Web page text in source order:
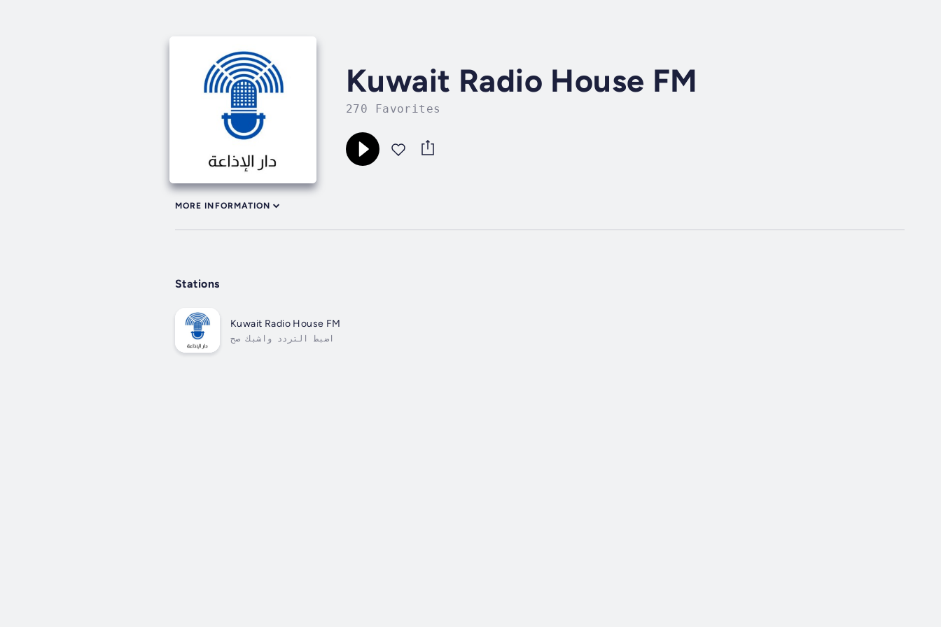
Kuwait Radio House FM
270 Favorites
MORE INFORMATION
Stations
Kuwait Radio House FM
اضبط التردد واشبك صح